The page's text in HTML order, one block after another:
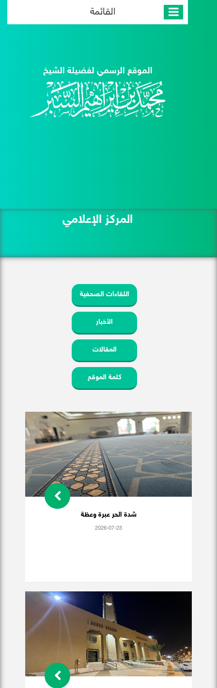
القائمة
الموقع الرسمي لفضيلة الشيخ
المركز الإعلامي
اللقاءات الصحفية
الأخبار
المقالات
كلمة الموقع
شدة الحر عبرة وعظة
2026-07-23